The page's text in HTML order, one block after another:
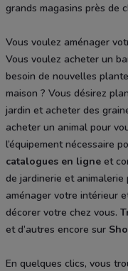
grands magasins près de
Vous voulez aménager
Vous voulez acheter un
besoin de nouvelles
maison ? Vous désirez
jardin et acheter des
acheter un animal pour
l’équipement nécessaire
catalogues en ligne et
de jardinerie et animalerie
aménager votre intérieur
décorer votre chez vous.
et d’autres encore sur
En quelques clics, vous